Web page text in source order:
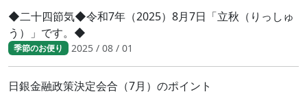
◆二十四節気◆令和7年（2025）8月7日「立秋（りっしゅ
う）」です。◆
季節のお便り 2025 / 08 / 01
日銀金融政策決定会合（7月）のポイント